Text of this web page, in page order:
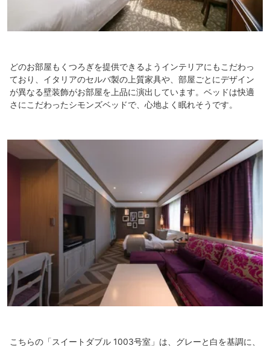
どのお部屋もくつろぎを提供できるようインテリアにもこだわっ
ており、イタリアのセルバ製の上質家具や、部屋ごとにデザイン
が異なる壁装飾がお部屋を上品に演出しています。ベッドは快適
さにこだわったシモンズベッドで、心地よく眠れそうです。
こちらの「スイートダブル 1003号室」は、グレーと白を基調に、